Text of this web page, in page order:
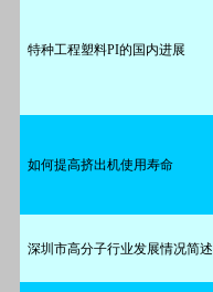
特种工程塑料PI的国内进展
如何提高挤出机使用寿命
深圳市高分子行业发展情况简述